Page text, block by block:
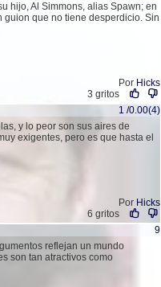
hijo, Al Simmons, alias Spawn; en
que no tiene desperdicio. Sin
Por Hicks
3 gritos
1 /0.00(4)
y lo peor son sus aires de
exigentes, pero es que hasta el
Por Hicks
6 gritos
9
reflejan un mundo
son tan atractivos como